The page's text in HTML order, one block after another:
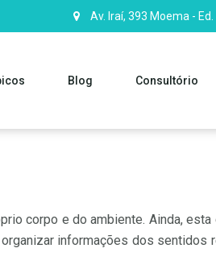
Av. Iraí, 393 Moema -
Blog Consultório
corpo e do ambiente. Ainda,
informações dos sentidos